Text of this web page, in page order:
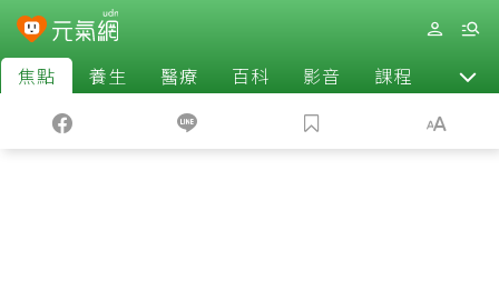
焦點 養生 醫療 百科 影音 課程 退休